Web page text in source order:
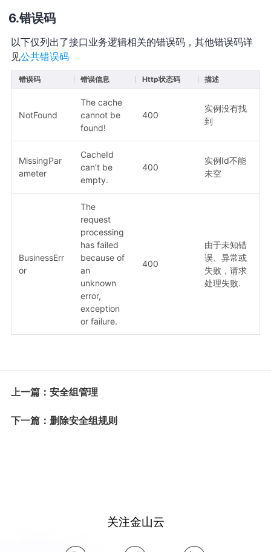
错误码
以下仅列出了接口业务逻辑相关的错误码，其他错误码详
见公共错误码
错误码 错误信息 Http状态码 描述
NotFound
The cache
cannot be
found!
400
实例没有找
到
MissingPar
ameter
CacheId
can't be
empty.
400
实例Id不能
未空
BusinessErr
or
The
request
processing
has failed
because of
an
unknown
error,
exception
or failure.
400
由于未知错
误、异常或
失败，请求
处理失败.
上一篇：安全组管理
下一篇：删除安全组规则
关注金山云